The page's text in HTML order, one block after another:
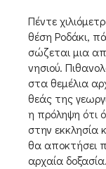
Πέντε
θέση Ροδάκι,
σώζεται μια
νησιού.
στα θεμέλια
θεάς της
η πρόληψη ότι
στην εκκλησία
θα αποκτήσει
αρχαία δοξασία.